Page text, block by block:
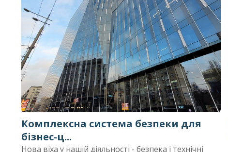
Комплексна система безпеки для
бізнес-ц...
Нова віха у нашій діяльності - безпека і технічні